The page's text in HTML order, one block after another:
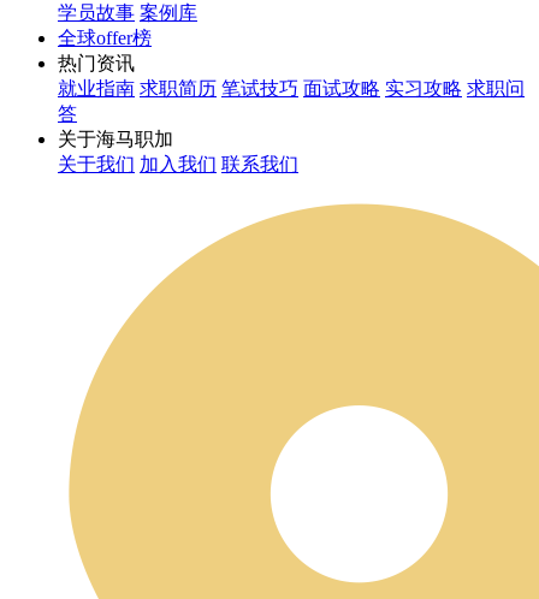
学员故事 案例库
全球offer榜
热门资讯
就业指南 求职简历 笔试技巧 面试攻略 实习攻略 求职问
答
关于海马职加
关于我们 加入我们 联系我们